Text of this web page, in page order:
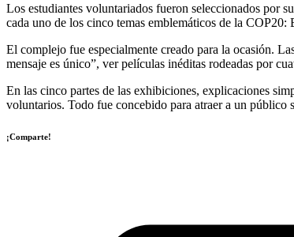
Los estudiantes voluntariados fueron seleccionados por
cada uno de los cinco temas emblemáticos de la
El complejo fue especialmente creado para la ocasión.
mensaje es único”, ver películas inéditas rodeadas por
En las cinco partes de las exhibiciones, explicaciones
voluntarios. Todo fue concebido para atraer a un
¡Comparte!